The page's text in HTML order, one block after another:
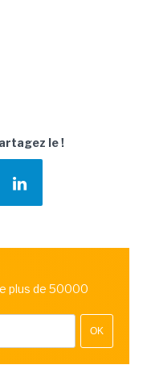
le !
plus de 50000
OK